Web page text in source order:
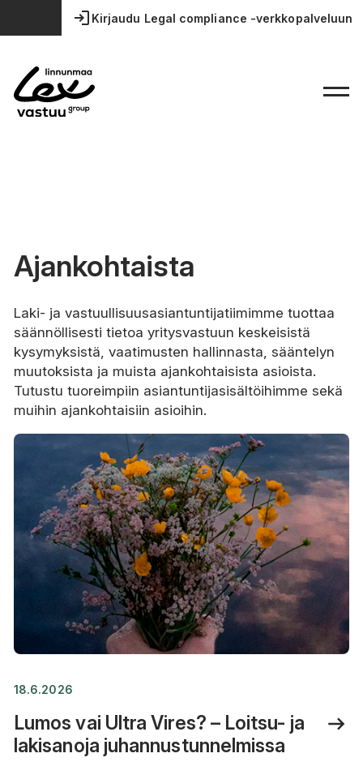
login Kirjaudu Legal compliance -verkkopalveluun
Ajankohtaista
Laki- ja vastuullisuusasiantuntijatiimimme tuottaa
säännöllisesti tietoa yritysvastuun keskeisistä
kysymyksistä, vaatimusten hallinnasta, sääntelyn
muutoksista ja muista ajankohtaisista asioista.
Tutustu tuoreimpiin asiantuntijasisältöihimme sekä
muihin ajankohtaisiin asioihin.
18.6.2026
Lumos vai Ultra Vires? – Loitsu- ja
lakisanoja juhannustunnelmissa